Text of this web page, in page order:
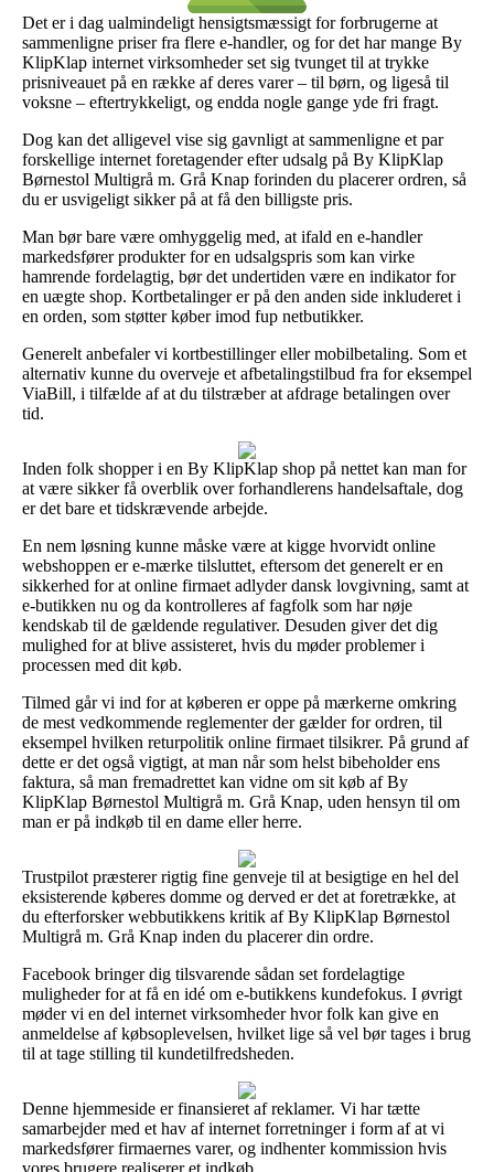
Det er i dag ualmindeligt hensigtsmæssigt for forbrugerne at
sammenligne priser fra flere e-handler, og for det har mange By
KlipKlap internet virksomheder set sig tvunget til at trykke
prisniveauet på en række af deres varer – til børn, og ligeså til
voksne – eftertrykkeligt, og endda nogle gange yde fri fragt.
Dog kan det alligevel vise sig gavnligt at sammenligne et par
forskellige internet foretagender efter udsalg på By KlipKlap
Børnestol Multigrå m. Grå Knap forinden du placerer ordren, så
du er usvigeligt sikker på at få den billigste pris.
Man bør bare være omhyggelig med, at ifald en e-handler
markedsfører produkter for en udsalgspris som kan virke
hamrende fordelagtig, bør det undertiden være en indikator for
en uægte shop. Kortbetalinger er på den anden side inkluderet i
en orden, som støtter køber imod fup netbutikker.
Generelt anbefaler vi kortbestillinger eller mobilbetaling. Som et
alternativ kunne du overveje et afbetalingstilbud fra for eksempel
ViaBill, i tilfælde af at du tilstræber at afdrage betalingen over
tid.
Inden folk shopper i en By KlipKlap shop på nettet kan man for
at være sikker få overblik over forhandlerens handelsaftale, dog
er det bare et tidskrævende arbejde.
En nem løsning kunne måske være at kigge hvorvidt online
webshoppen er e-mærke tilsluttet, eftersom det generelt er en
sikkerhed for at online firmaet adlyder dansk lovgivning, samt at
e-butikken nu og da kontrolleres af fagfolk som har nøje
kendskab til de gældende regulativer. Desuden giver det dig
mulighed for at blive assisteret, hvis du møder problemer i
processen med dit køb.
Tilmed går vi ind for at køberen er oppe på mærkerne omkring
de mest vedkommende reglementer der gælder for ordren, til
eksempel hvilken returpolitik online firmaet tilsikrer. På grund af
dette er det også vigtigt, at man når som helst bibeholder ens
faktura, så man fremadrettet kan vidne om sit køb af By
KlipKlap Børnestol Multigrå m. Grå Knap, uden hensyn til om
man er på indkøb til en dame eller herre.
Trustpilot præsterer rigtig fine genveje til at besigtige en hel del
eksisterende køberes domme og derved er det at foretrække, at
du efterforsker webbutikkens kritik af By KlipKlap Børnestol
Multigrå m. Grå Knap inden du placerer din ordre.
Facebook bringer dig tilsvarende sådan set fordelagtige
muligheder for at få en idé om e-butikkens kundefokus. I øvrigt
møder vi en del internet virksomheder hvor folk kan give en
anmeldelse af købsoplevelsen, hvilket lige så vel bør tages i brug
til at tage stilling til kundetilfredsheden.
Denne hjemmeside er finansieret af reklamer. Vi har tætte
samarbejder med et hav af internet forretninger i form af at vi
markedsfører firmaernes varer, og indhenter kommission hvis
vores brugere realiserer et indkøb.